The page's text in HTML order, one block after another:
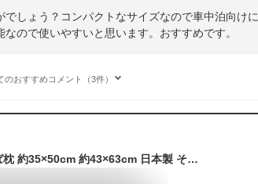
しょう？コンパクトなサイズなので車中泊向けに
ので使いやすいと思います。おすすめです。
のおすすめコメント（3件）
高さが選べる除湿そば枕 約35×50cm 約43×63cm 日本製 そばまくら そば殻枕 そば殻まくら 蕎麦枕 硬め かため ひんやり 冷感 涼しい 高い 低い 高さ調整可能 ストレートネック 肩こり 首こり ストライプ柄 レビュー